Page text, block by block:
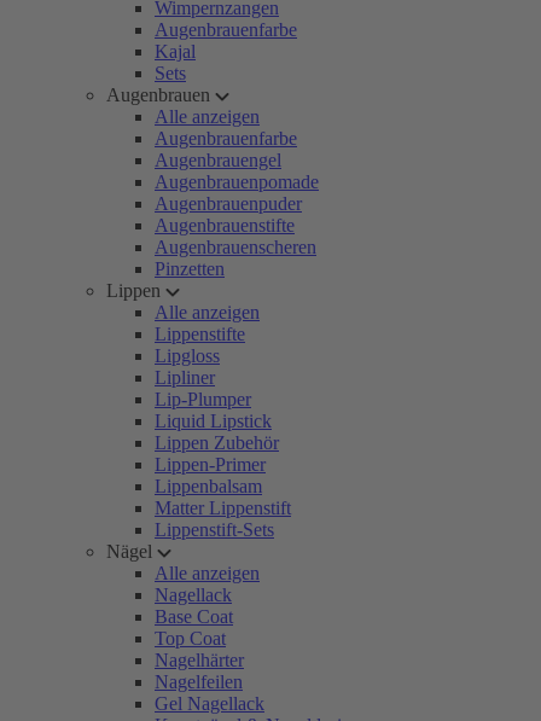
Wimpernzangen
Augenbrauenfarbe
Kajal
Sets
Augenbrauen
Alle anzeigen
Augenbrauenfarbe
Augenbrauengel
Augenbrauenpomade
Augenbrauenpuder
Augenbrauenstifte
Augenbrauenscheren
Pinzetten
Lippen
Alle anzeigen
Lippenstifte
Lipgloss
Lipliner
Lip-Plumper
Liquid Lipstick
Lippen Zubehör
Lippen-Primer
Lippenbalsam
Matter Lippenstift
Lippenstift-Sets
Nägel
Alle anzeigen
Nagellack
Base Coat
Top Coat
Nagelhärter
Nagelfeilen
Gel Nagellack